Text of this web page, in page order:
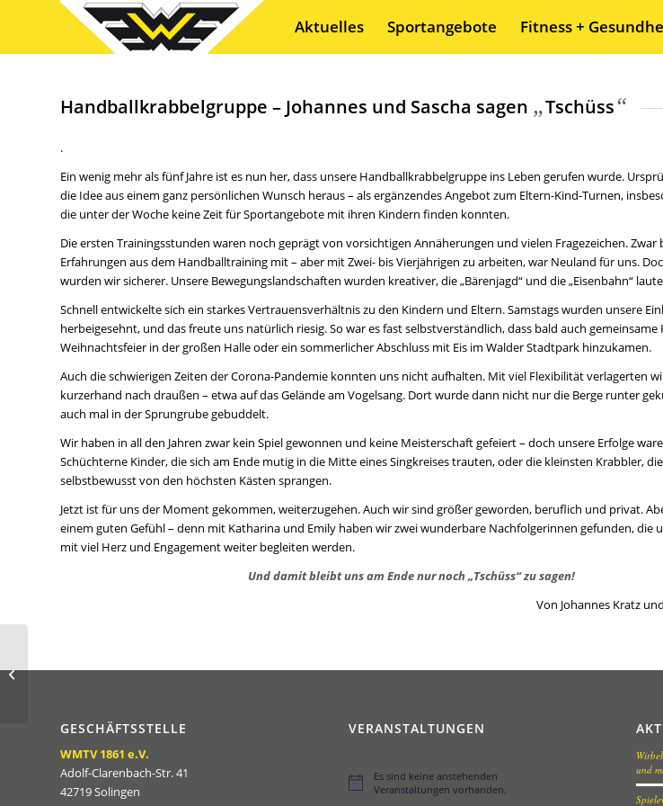
Aktuelles Sportangebote Fitness +
Handballkrabbelgruppe – Johannes und Sascha sagen „Tschüss“
.
Ein wenig mehr als fünf Jahre ist es nun her, dass unsere Handballkrabbelgruppe ins Leben gerufen wurde.
die Idee aus einem ganz persönlichen Wunsch heraus – als ergänzendes Angebot zum Eltern-Kind-Turnen,
die unter der Woche keine Zeit für Sportangebote mit ihren Kindern finden konnten.
Die ersten Trainingsstunden waren noch geprägt von vorsichtigen Annäherungen und vielen Fragezeichen. Zwar
Erfahrungen aus dem Handballtraining mit – aber mit Zwei- bis Vierjährigen zu arbeiten, war Neuland für uns.
wurden wir sicherer. Unsere Bewegungslandschaften wurden kreativer, die „Bärenjagd“ und die „Eisenbahn“
Schnell entwickelte sich ein starkes Vertrauensverhältnis zu den Kindern und Eltern. Samstags wurden unsere
herbeigesehnt, und das freute uns natürlich riesig. So war es fast selbstverständlich, dass bald auch gemeinsame
Weihnachtsfeier in der großen Halle oder ein sommerlicher Abschluss mit Eis im Walder Stadtpark hinzukamen.
Auch die schwierigen Zeiten der Corona-Pandemie konnten uns nicht aufhalten. Mit viel Flexibilität verlagerten
kurzerhand nach draußen – etwa auf das Gelände am Vogelsang. Dort wurde dann nicht nur die Berge runter
auch mal in der Sprungrube gebuddelt.
Wir haben in all den Jahren zwar kein Spiel gewonnen und keine Meisterschaft gefeiert – doch unsere Erfolge
Schüchterne Kinder, die sich am Ende mutig in die Mitte eines Singkreises trauten, oder die kleinsten Krabbler,
selbstbewusst von den höchsten Kästen sprangen.
Jetzt ist für uns der Moment gekommen, weiterzugehen. Auch wir sind größer geworden, beruflich und privat.
einem guten Gefühl – denn mit Katharina und Emily haben wir zwei wunderbare Nachfolgerinnen gefunden, die
mit viel Herz und Engagement weiter begleiten werden.
Und damit bleibt uns am Ende nur noch „Tschüss“ zu sagen!
Von Johannes Kratz
GESCHÄFTSSTELLE
WMTV 1861 e.V.
Adolf-Clarenbach-Str. 41
42719 Solingen
VERANSTALTUNGEN
Hinweis
Es sind keine anstehenden
Veranstaltungen vorhanden.
und
WMTV-Reha-